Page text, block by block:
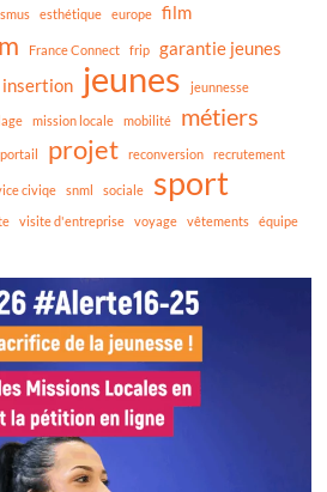
esthétique europe film
France Connect frip garantie jeunes
insertion jeunes jeunnesse
mission locale mobilité métiers
portail projet reconversion recrutement
civiqe snml sociale sport
visite d'entreprise voyage vêtements équipe